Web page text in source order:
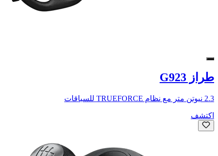
طراز G923
2.3 نيوتن متر مع نظام TRUEFORCE للسباقات
اكتشف